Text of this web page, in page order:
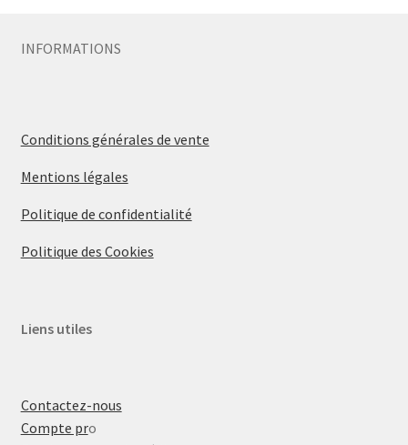
INFORMATIONS
Conditions générales de vente
Mentions légales
Politique de confidentialité
Politique des Cookies
Liens utiles
Contactez-nous
Compte pro